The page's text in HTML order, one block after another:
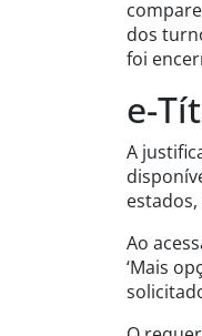
dos
foi
e-
A
estados,
Ao
‘Mais